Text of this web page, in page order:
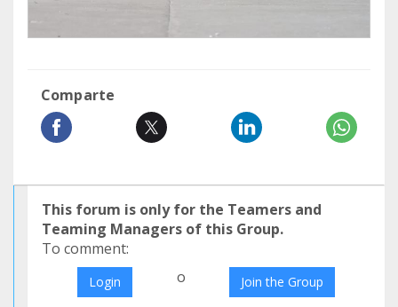
Comparte
This forum is only for the Teamers and
Teaming Managers of this Group.
To comment:
Login o Join the Group